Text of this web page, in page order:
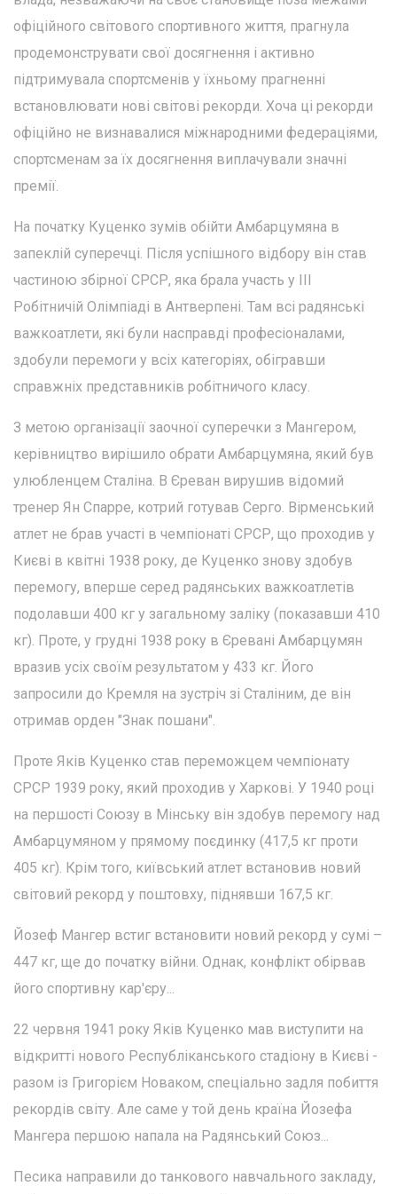
офіційного світового спортивного життя, прагнула
продемонструвати свої досягнення і активно
підтримувала спортсменів у їхньому прагненні
встановлювати нові світові рекорди. Хоча ці рекорди
офіційно не визнавалися міжнародними федераціями,
спортсменам за їх досягнення виплачували значні
премії.
На початку Куценко зумів обійти Амбарцумяна в
запеклій суперечці. Після успішного відбору він став
частиною збірної СРСР, яка брала участь у III
Робітничій Олімпіаді в Антверпені. Там всі радянські
важкоатлети, які були насправді професіоналами,
здобули перемоги у всіх категоріях, обігравши
справжніх представників робітничого класу.
З метою організації заочної суперечки з Мангером,
керівництво вирішило обрати Амбарцумяна, який був
улюбленцем Сталіна. В Єреван вирушив відомий
тренер Ян Спарре, котрий готував Серго. Вірменський
атлет не брав участі в чемпіонаті СРСР, що проходив у
Києві в квітні 1938 року, де Куценко знову здобув
перемогу, вперше серед радянських важкоатлетів
подолавши 400 кг у загальному заліку (показавши 410
кг). Проте, у грудні 1938 року в Єревані Амбарцумян
вразив усіх своїм результатом у 433 кг. Його
запросили до Кремля на зустріч зі Сталіним, де він
отримав орден "Знак пошани".
Проте Яків Куценко став переможцем чемпіонату
СРСР 1939 року, який проходив у Харкові. У 1940 році
на першості Союзу в Мінську він здобув перемогу над
Амбарцумяном у прямому поєдинку (417,5 кг проти
405 кг). Крім того, київський атлет встановив новий
світовий рекорд у поштовху, піднявши 167,5 кг.
Йозеф Мангер встиг встановити новий рекорд у сумі –
447 кг, ще до початку війни. Однак, конфлікт обірвав
його спортивну кар'єру...
22 червня 1941 року Яків Куценко мав виступити на
відкритті нового Республіканського стадіону в Києві -
разом із Григорієм Новаком, спеціально задля побиття
рекордів світу. Але саме у той день країна Йозефа
Мангера першою напала на Радянський Союз...
Песика направили до танкового навчального закладу,